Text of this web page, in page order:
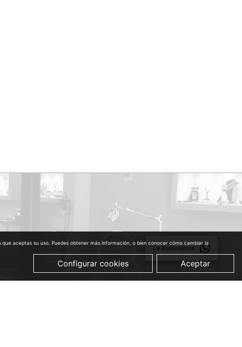
aceptas su uso. Puedes obtener más información, o bien conocer cómo cambiar la
Configurar cookies Aceptar
Le asesoramos